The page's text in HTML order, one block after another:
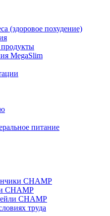
(здоровое похудение)
MegaSlim
питание
CHAMP
CHAMP
CHAMP
труда